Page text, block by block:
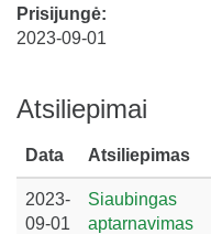
Prisijungė:
2023-09-01
Atsiliepimai
Data Atsiliepimas
2023-
09-01
Siaubingas
aptarnavimas